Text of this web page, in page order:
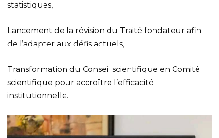
statistiques,
Lancement de la révision du Traité fondateur afin
de l’adapter aux défis actuels,
Transformation du Conseil scientifique en Comité
scientifique pour accroître l’efficacité
institutionnelle.